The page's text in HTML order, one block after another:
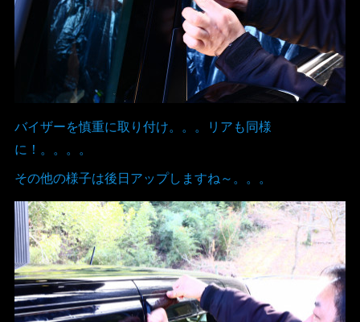
バイザーを慎重に取り付け。。。リアも同様
に！。。。。
その他の様子は後日アップしますね～。。。